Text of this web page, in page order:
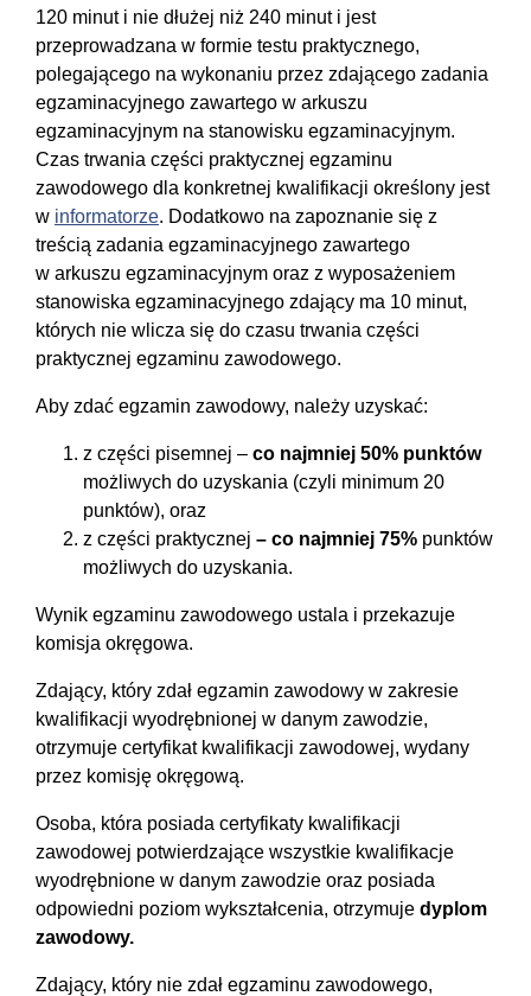
120 minut i nie dłużej niż 240 minut i jest
‎‎przeprowadzana w formie testu praktycznego,
polegającego na wykonaniu przez zdającego ‎‎zadania
egzaminacyjnego zawartego w arkuszu
egzaminacyjnym na stanowisku ‎‎egzaminacyjnym.
Czas trwania części praktycznej egzaminu
zawodowego dla konkretnej ‎kwalifikacji określony ‎jest
w informatorze.‎ Dodatkowo na zapoznanie się z
treścią zadania egzaminacyjnego zawartego
w arkuszu ‎egzaminacyjnym ‎oraz z wyposażeniem
stanowiska egzaminacyjnego zdający ma 10 minut,
‎których nie wlicza ‎się do czasu trwania części
praktycznej egzaminu zawodowego.
Aby zdać egzamin zawodowy, należy uzyskać:‎
‎z części pisemnej – co najmniej 50% punktów
możliwych do uzyskania (czyli minimum ‎‎20
punktów), oraz‎ ‎
z części praktycznej – co najmniej 75% punktów
możliwych do uzyskania. ‎
Wynik egzaminu zawodowego ustala i przekazuje
komisja okręgowa.
Zdający, który zdał egzamin zawodowy w zakresie
kwalifikacji wyodrębnionej w danym zawodzie,
otrzymuje ‎‎certyfikat kwalifikacji zawodowej, wydany
przez komisję okręgową.
Osoba, która posiada ‎‎certyfikaty kwalifikacji
zawodowej ‎potwierdzające wszystkie kwalifikacje
wyodrębnione w ‎danym zawodzie oraz posiada
‎odpowiedni poziom wykształcenia, otrzymuje dyplom ‎
zawodowy.
Zdający, który nie zdał egzaminu zawodowego,